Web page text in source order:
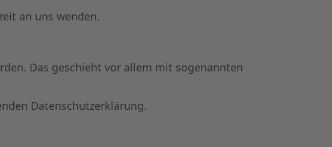
an uns wenden.
Das geschieht vor allem mit sogenannten
Datenschutzerklärung.